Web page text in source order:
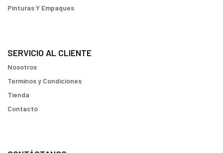
Pinturas Y Empaques
SERVICIO AL CLIENTE
Nosotros
Terminos y Condiciones
Tienda
Contacto